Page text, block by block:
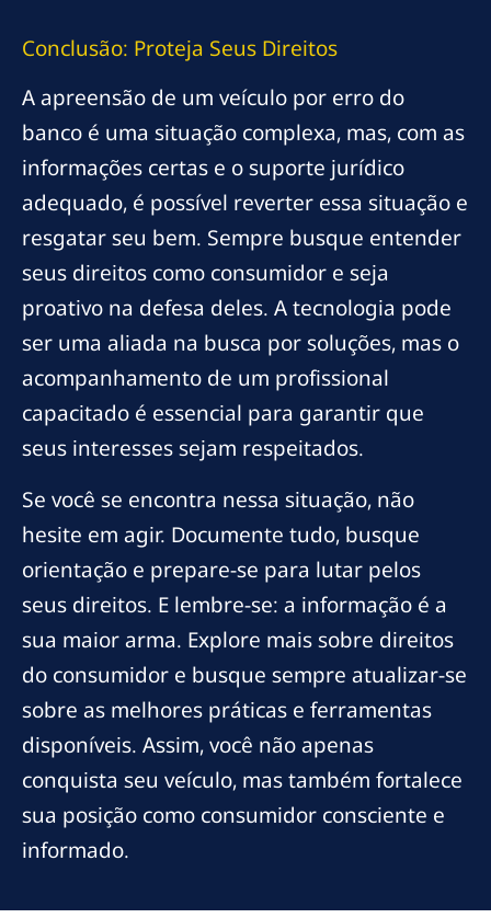
Conclusão: Proteja Seus Direitos
A apreensão de um veículo por erro do
banco é uma situação complexa, mas, com as
informações certas e o suporte jurídico
adequado, é possível reverter essa situação e
resgatar seu bem. Sempre busque entender
seus direitos como consumidor e seja
proativo na defesa deles. A tecnologia pode
ser uma aliada na busca por soluções, mas o
acompanhamento de um profissional
capacitado é essencial para garantir que
seus interesses sejam respeitados.
Se você se encontra nessa situação, não
hesite em agir. Documente tudo, busque
orientação e prepare-se para lutar pelos
seus direitos. E lembre-se: a informação é a
sua maior arma. Explore mais sobre direitos
do consumidor e busque sempre atualizar-se
sobre as melhores práticas e ferramentas
disponíveis. Assim, você não apenas
conquista seu veículo, mas também fortalece
sua posição como consumidor consciente e
informado.